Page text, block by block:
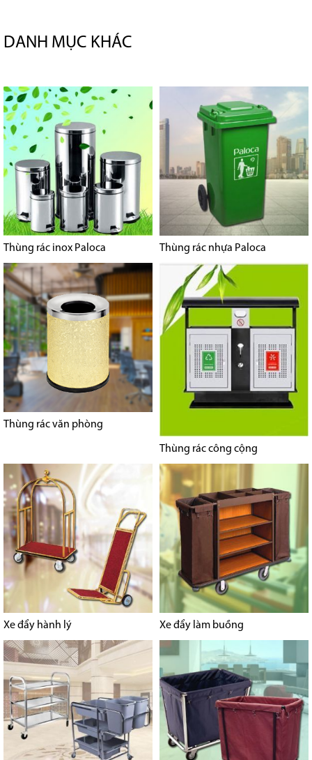
DANH MỤC KHÁC
Thùng rác inox Paloca Thùng rác nhựa Paloca
Thùng rác văn phòng
Thùng rác công cộng
Xe đẩy hành lý Xe đẩy làm buồng